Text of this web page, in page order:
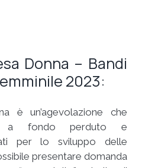
Donna – Bandi
2023:
è un’agevolazione che
a fondo perduto e
per lo sviluppo delle
presentare domanda